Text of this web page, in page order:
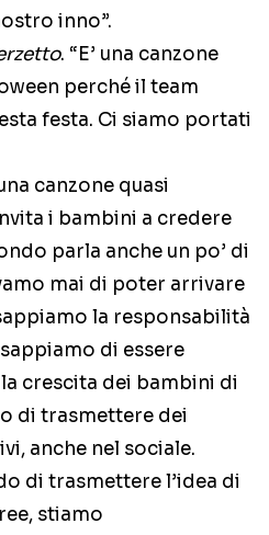
inno”.
. “E’ una canzone
perché il team
festa. Ci siamo portati
una canzone quasi
i bambini a credere
parla anche un po’ di
mai di poter arrivare
la responsabilità
di essere
crescita dei bambini di
di trasmettere dei
anche nel sociale.
di trasmettere l’idea di
stiamo